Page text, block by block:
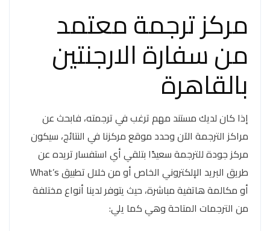
مركز ترجمة معتمد
من سفارة الارجنتين
بالقاهرة
إذا كان لديك مستند مهم ترغب في ترجمته، فابحث عن
مراكز الترجمة الآن وحدد موقع مركزنا في النتائج، سيكون
مركز جودة للترجمة سعيدًا بتلقي أي استفسار تريده عن
طريق البريد الإلكتروني الخاص أو من خلال تطبيق What’s
أو مكالمة هاتفية مباشرة، حيث يتوفر لدينا أنواع مختلفة
من الترجمات المتاحة وهي كما يلي: